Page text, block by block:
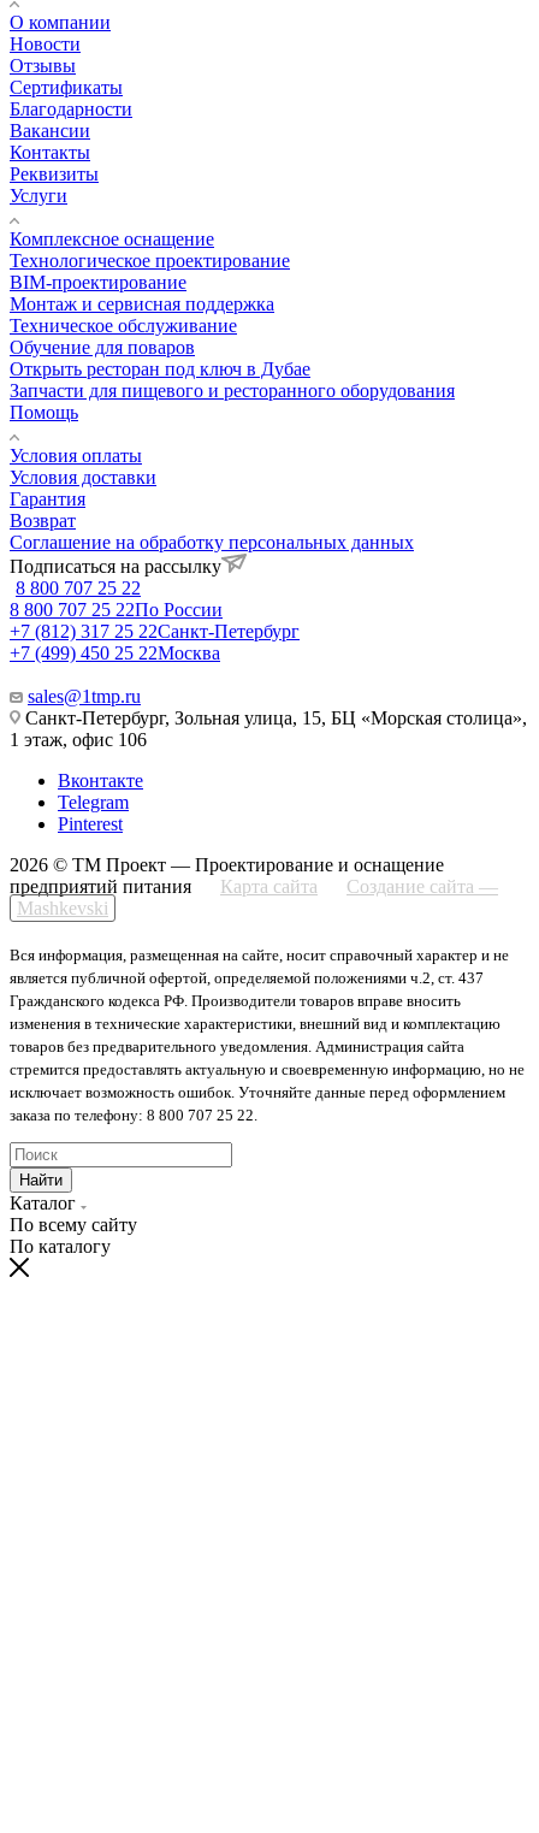
О компании
Новости
Отзывы
Сертификаты
Благодарности
Вакансии
Контакты
Реквизиты
Услуги
Комплексное оснащение
Технологическое проектирование
BIM-проектирование
Монтаж и сервисная поддержка
Техническое обслуживание
Обучение для поваров
Открыть ресторан под ключ в Дубае
Запчасти для пищевого и ресторанного оборудования
Помощь
Условия оплаты
Условия доставки
Гарантия
Возврат
Соглашение на обработку персональных данных
Подписаться на рассылку
8 800 707 25 22
8 800 707 25 22По России
+7 (812) 317 25 22Санкт-Петербург
+7 (499) 450 25 22Москва
sales@1tmp.ru
Санкт-Петербург, Зольная улица, 15, БЦ «Морская столица»,
1 этаж, офис 106
Вконтакте
Telegram
Pinterest
2026 © ТМ Проект — Проектирование и оснащение
предприятий питания
Карта сайта
Создание сайта —
Mashkevski
Вся информация, размещенная на сайте, носит справочный характер и не
является публичной офертой, определяемой положениями ч.2, ст. 437
Гражданского кодекса РФ. Производители товаров вправе вносить
изменения в технические характеристики, внешний вид и комплектацию
товаров без предварительного уведомления. Администрация сайта
стремится предоставлять актуальную и своевременную информацию, но не
исключает возможность ошибок. Уточняйте данные перед оформлением
заказа по телефону: 8 800 707 25 22.
Найти
Каталог
По всему сайту
По каталогу